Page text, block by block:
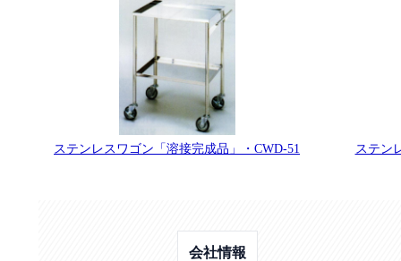
ステンレスワゴン「溶接完成品」・CWD-51 ステン
会社情報